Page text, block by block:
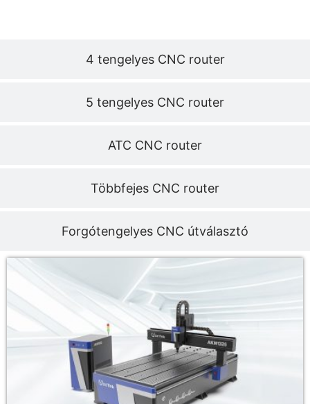
4 tengelyes CNC router
5 tengelyes CNC router
ATC CNC router
Többfejes CNC router
Forgótengelyes CNC útválasztó